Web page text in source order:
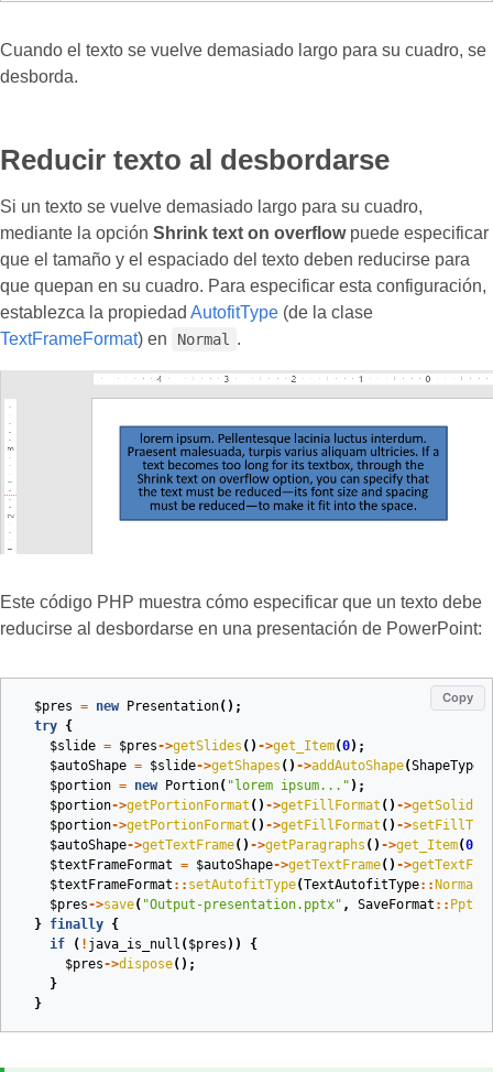
Cuando el texto se vuelve demasiado largo para su cuadro, se
desborda.
Reducir texto al desbordarse
Si un texto se vuelve demasiado largo para su cuadro,
mediante la opción Shrink text on overflowpuede especificar
que el tamaño y el espaciado del texto deben reducirse para
que quepan en su cuadro. Para especificar esta configuración,
establezca la propiedad AutofitType (de la clase
TextFrameFormat) en Normal .
Este código PHP muestra cómo especificar que un texto debe
reducirse al desbordarse en una presentación de PowerPoint:
Copy
$pres = new Presentation();
try {
$slide = $pres->getSlides () ->get_Item(0);
$autoShape = $slide->getShapes () ->addAutoShape(ShapeType
$portion = new Portion( "lorem ipsum..." );
$portion->getPortionFormat () ->getFillFormat () ->
$portion->getPortionFormat () ->getFillFormat () ->
$autoShape->getTextFrame() ->getParagraphs () ->get_Item(0
$textFrameFormat = $autoShape->getTextFrame() ->
$textFrameFormat :: setAutofitType(TextAutofitType:: Normal
$pres->save( "Output-presentation.pptx" , SaveFormat :: Pptx
} finally {
if
( ! java_is_null ( $pres ))
{
$pres->dispose();
}
}